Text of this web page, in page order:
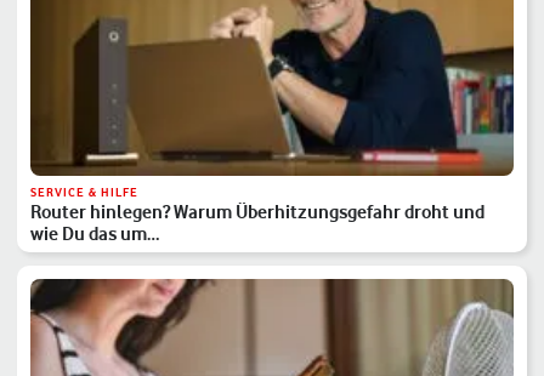
SERVICE & HILFE
Router hinlegen? Warum Überhitzungsgefahr droht und
wie Du das um…